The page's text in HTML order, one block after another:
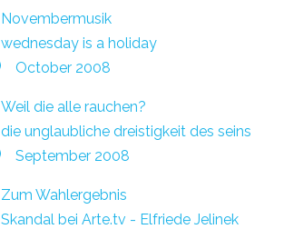
Novembermusik
wednesday is a holiday
October 2008
Weil die alle rauchen?
die unglaubliche dreistigkeit des seins
September 2008
Zum Wahlergebnis
Skandal bei Arte.tv - Elfriede Jelinek